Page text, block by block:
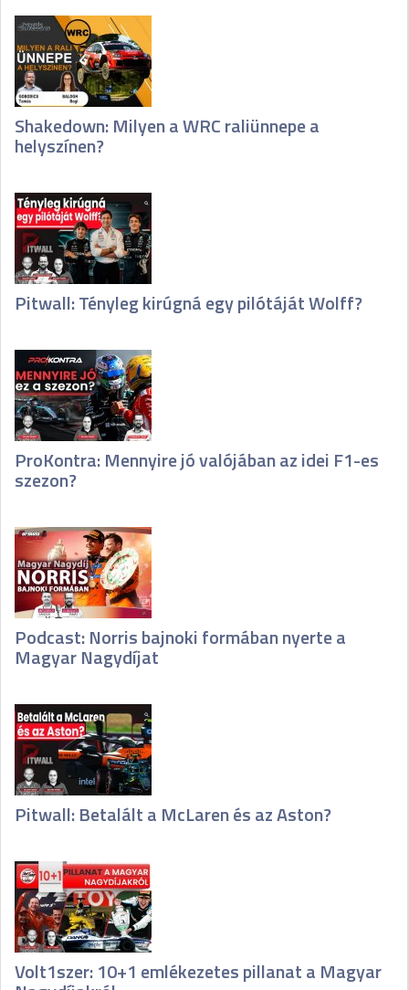
Shakedown: Milyen a WRC raliünnepe a
helyszínen?
Pitwall: Tényleg kirúgná egy pilótáját Wolff?
ProKontra: Mennyire jó valójában az idei F1-es
szezon?
Podcast: Norris bajnoki formában nyerte a
Magyar Nagydíjat
Pitwall: Betalált a McLaren és az Aston?
Volt1szer: 10+1 emlékezetes pillanat a Magyar